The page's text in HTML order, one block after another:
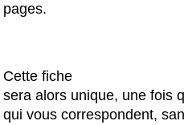
pages.
Cette fiche
sera alors unique, une fois
qui vous correspondent,